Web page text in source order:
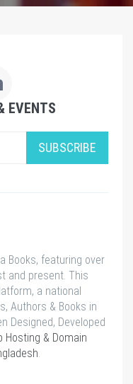
EVENTS
SUBSCRIBE
Books, featuring over
and present. This
a national
Authors & Books in
Designed, Developed
Hosting & Domain